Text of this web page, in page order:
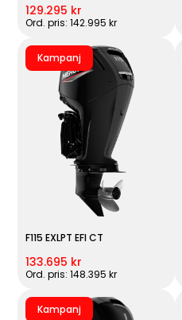
129.295 kr
Ord. pris: 142.995 kr
Kampanj
F115 EXLPT EFI CT
133.695 kr
Ord. pris: 148.395 kr
Kampanj